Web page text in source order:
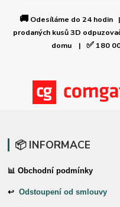
🚚 Odesíláme do 24 hodin
prodaných kusů 3D
domu | ✅180
📦 INFORMACE
📊 Obchodní podmínky
↩Odstoupení od smlouvy